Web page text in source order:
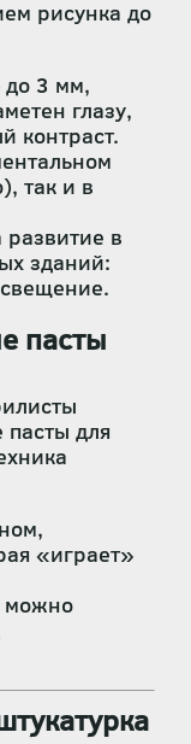
рисунка до
3 мм,
глазу,
контраст.
так и в
в
зданий:
пасты
пасты для
«играет»
можно